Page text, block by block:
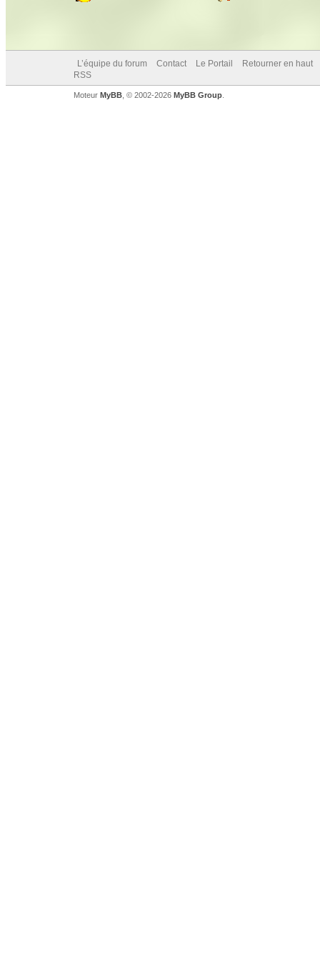
L’équipe du forum Contact Le Portail
Retourner en haut
RSS
Moteur MyBB , © 2002-2026 MyBB Group